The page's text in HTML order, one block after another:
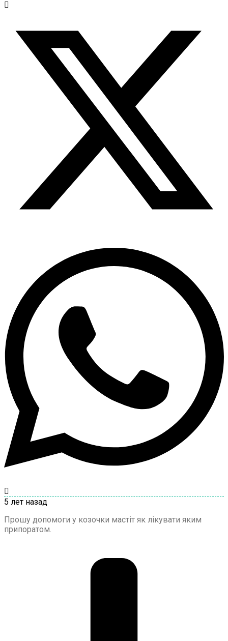
5 лет назад
Прошу допомоги у козочки мастіт як лікувати яким
припоратом.